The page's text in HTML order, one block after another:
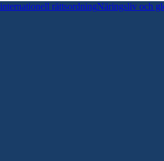
rättsordningNäringsliv och